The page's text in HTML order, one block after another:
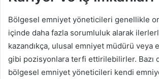
Bölgesel emniyet yöneticileri genellikle
içinde daha fazla sorumluluk alarak
kazandıkça, ulusal emniyet müdürü veya
gibi pozisyonlara terfi ettirilebilirler. Bazı
bölgesel emniyet yöneticileri kendi